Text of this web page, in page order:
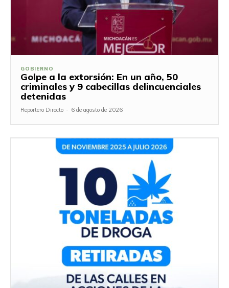
GOBIERNO
Golpe a la extorsión: En un año, 50
criminales y 9 cabecillas delincuenciales
detenidas
Reportero Directo - 6 de agosto de 2026